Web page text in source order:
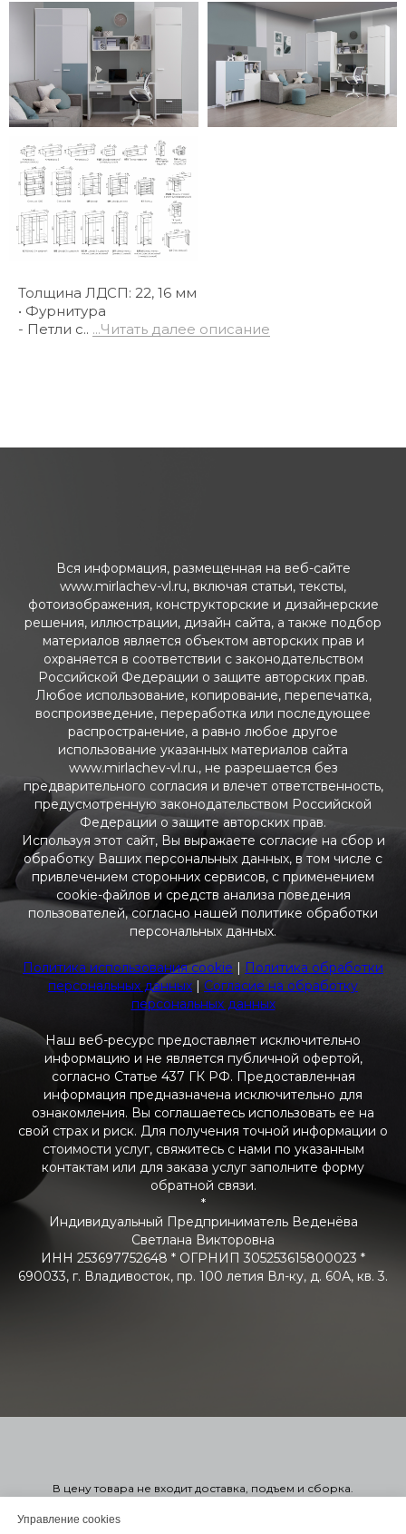
Толщина ЛДСП: 22, 16 мм
• Фурнитура
- Петли с.. ...Читать далее описание
Вся информация, размещенная на веб-сайте
www.mirlachev-vl.ru, включая статьи, тексты,
фотоизображения, конструкторские и дизайнерские
решения, иллюстрации, дизайн сайта, а также подбор
материалов является объектом авторских прав и
охраняется в соответствии с законодательством
Российской Федерации о защите авторских прав.
Любое использование, копирование, перепечатка,
воспроизведение, переработка или последующее
распространение, а равно любое другое
использование указанных материалов сайта
www.mirlachev-vl.ru., не разрешается без
предварительного согласия и влечет ответственность,
предусмотренную законодательством Российской
Федерации о защите авторских прав.
Используя этот сайт, Вы выражаете согласие на сбор и
обработку Ваших персональных данных, в том числе с
привлечением сторонних сервисов, с применением
cookie-файлов и средств анализа поведения
пользователей, согласно нашей политике обработки
персональных данных.
Политика использования cookie | Политика обработки
персональных данных | Согласие на обработку
персональных данных
Наш веб-ресурс предоставляет исключительно
информацию и не является публичной офертой,
согласно Статье 437 ГК РФ. Предоставленная
информация предназначена исключительно для
ознакомления. Вы соглашаетесь использовать ее на
свой страх и риск. Для получения точной информации о
стоимости услуг, свяжитесь с нами по указанным
контактам или для заказа услуг заполните форму
обратной связи.
*
Индивидуальный Предприниматель Веденёва
Светлана Викторовна
ИНН 253697752648 * ОГРНИП 305253615800023 *
690033, г. Владивосток, пр. 100 летия Вл-ку, д. 60А, кв. 3.
Управление cookies
В цену товара не входит доставка, подъем и сборка.
категории. Узнать точную стоимость в нужной вам ткани можно